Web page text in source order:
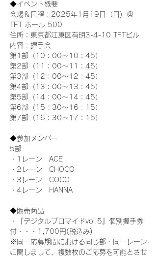
◆イベント概要
会場＆日程：2025年1月19日（日）＠
TFT ホール 500
住所：東京都江東区有明3-4-10 TFTビル
内容：握手会
第1部（10：00～10：45）
第2部（11：00～11：45）
第3部（12：00～12：45）
第4部（13：00～13：45）
第5部（14：00～14：45）
第6部（15：30～16：15）
第7部（16：30～17：15）
◆参加メンバー
5部
・1レーン　ACE
・2レーン　CHOCO
・3レーン　COCO
・4レーン　HANNA
◆販売商品
・『デジタルブロマイドvol.5』個別握手券
付・・・1,700円(税込み)
※同一応募期間における同じ部・同一レーン
に関しまして、複数枚のご応募を可能とさせ